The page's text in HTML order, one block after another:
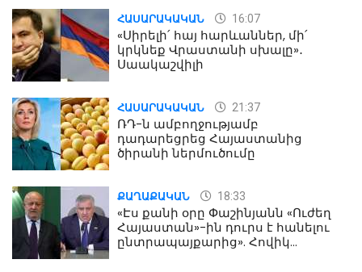
ՀԱՍԱՐԱԿԱԿԱՆ 16:07
«Սիրելի՛ հայ հարևաններ, մի՛
կրկնեք Վրաստանի սխալը»․
Սաակաշվիլի
ՀԱՍԱՐԱԿԱԿԱՆ 21:37
ՌԴ-ն ամբողջությամբ
դադարեցրեց Հայաստանից
ծիրանի ներմուծումը
ՔԱՂԱՔԱԿԱՆ 18:33
«Էս քանի օրը Փաշինյանն «Ուժեղ
Հայաստան»-ին դուրս է հանելու
ընտրապայքարից». Հովիկ